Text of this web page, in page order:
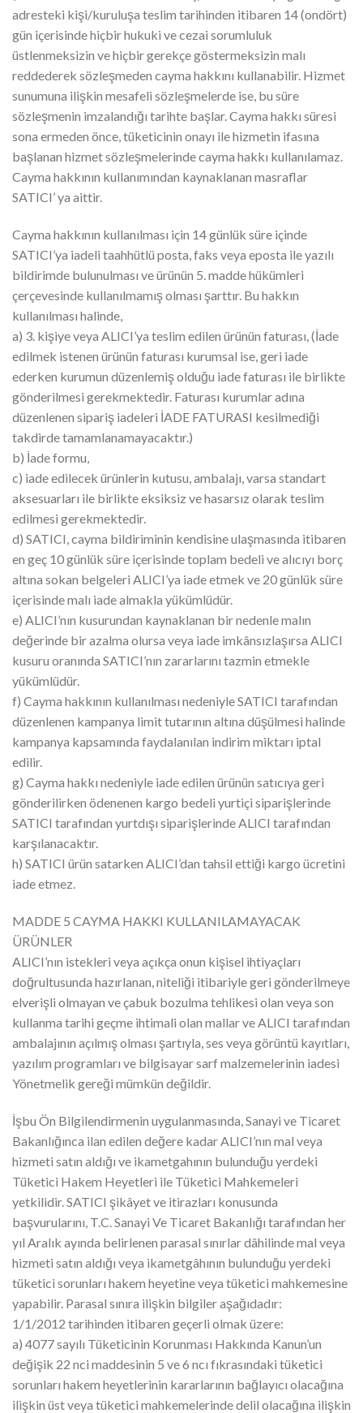
adresteki kişi/kuruluşa teslim tarihinden itibaren 14 (ondört)
gün içerisinde hiçbir hukuki ve cezai sorumluluk
üstlenmeksizin ve hiçbir gerekçe göstermeksizin malı
reddederek sözleşmeden cayma hakkını kullanabilir. Hizmet
sunumuna ilişkin mesafeli sözleşmelerde ise, bu süre
sözleşmenin imzalandığı tarihte başlar. Cayma hakkı süresi
sona ermeden önce, tüketicinin onayı ile hizmetin ifasına
başlanan hizmet sözleşmelerinde cayma hakkı kullanılamaz.
Cayma hakkının kullanımından kaynaklanan masraflar
SATICI’ ya aittir.
Cayma hakkının kullanılması için 14 günlük süre içinde
SATICI’ya iadeli taahhütlü posta, faks veya eposta ile yazılı
bildirimde bulunulması ve ürünün 5. madde hükümleri
çerçevesinde kullanılmamış olması şarttır. Bu hakkın
kullanılması halinde,
a) 3. kişiye veya ALICI’ya teslim edilen ürünün faturası, (İade
edilmek istenen ürünün faturası kurumsal ise, geri iade
ederken kurumun düzenlemiş olduğu iade faturası ile birlikte
gönderilmesi gerekmektedir. Faturası kurumlar adına
düzenlenen sipariş iadeleri İADE FATURASI kesilmediği
takdirde tamamlanamayacaktır.)
b) İade formu,
c) iade edilecek ürünlerin kutusu, ambalajı, varsa standart
aksesuarları ile birlikte eksiksiz ve hasarsız olarak teslim
edilmesi gerekmektedir.
d) SATICI, cayma bildiriminin kendisine ulaşmasında itibaren
en geç 10 günlük süre içerisinde toplam bedeli ve alıcıyı borç
altına sokan belgeleri ALICI’ya iade etmek ve 20 günlük süre
içerisinde malı iade almakla yükümlüdür.
e) ALICI’nın kusurundan kaynaklanan bir nedenle malın
değerinde bir azalma olursa veya iade imkânsızlaşırsa ALICI
kusuru oranında SATICI’nın zararlarını tazmin etmekle
yükümlüdür.
f) Cayma hakkının kullanılması nedeniyle SATICI tarafından
düzenlenen kampanya limit tutarının altına düşülmesi halinde
kampanya kapsamında faydalanılan indirim miktarı iptal
edilir.
g) Cayma hakkı nedeniyle iade edilen ürünün satıcıya geri
gönderilirken ödenenen kargo bedeli yurtiçi siparişlerinde
SATICI tarafından yurtdışı siparişlerinde ALICI tarafından
karşılanacaktır.
h) SATICI ürün satarken ALICI’dan tahsil ettiği kargo ücretini
iade etmez.
MADDE 5 CAYMA HAKKI KULLANILAMAYACAK
ÜRÜNLER
ALICI’nın istekleri veya açıkça onun kişisel ihtiyaçları
doğrultusunda hazırlanan, niteliği itibariyle geri gönderilmeye
elverişli olmayan ve çabuk bozulma tehlikesi olan veya son
kullanma tarihi geçme ihtimali olan mallar ve ALICI tarafından
ambalajının açılmış olması şartıyla, ses veya görüntü kayıtları,
yazılım programları ve bilgisayar sarf malzemelerinin iadesi
Yönetmelik gereği mümkün değildir.
İşbu Ön Bilgilendirmenin uygulanmasında, Sanayi ve Ticaret
Bakanlığınca ilan edilen değere kadar ALICI’nın mal veya
hizmeti satın aldığı ve ikametgahının bulunduğu yerdeki
Tüketici Hakem Heyetleri ile Tüketici Mahkemeleri
yetkilidir. SATICI şikâyet ve itirazları konusunda
başvurularını, T.C. Sanayi Ve Ticaret Bakanlığı tarafından her
yıl Aralık ayında belirlenen parasal sınırlar dâhilinde mal veya
hizmeti satın aldığı veya ikametgâhının bulunduğu yerdeki
tüketici sorunları hakem heyetine veya tüketici mahkemesine
yapabilir. Parasal sınıra ilişkin bilgiler aşağıdadır:
1/1/2012 tarihinden itibaren geçerli olmak üzere:
a) 4077 sayılı Tüketicinin Korunması Hakkında Kanun’un
değişik 22 nci maddesinin 5 ve 6 ncı fıkrasındaki tüketici
sorunları hakem heyetlerinin kararlarının bağlayıcı olacağına
ilişkin üst veya tüketici mahkemelerinde delil olacağına ilişkin